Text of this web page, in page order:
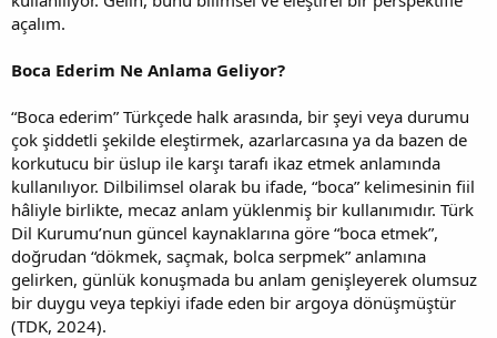
açalım.
Boca Ederim Ne Anlama Geliyor?
“Boca ederim” Türkçede halk arasında, bir şeyi veya durumu
çok şiddetli şekilde eleştirmek, azarlarcasına ya da bazen de
korkutucu bir üslup ile karşı tarafı ikaz etmek anlamında
kullanılıyor. Dilbilimsel olarak bu ifade, “boca” kelimesinin fiil
hâliyle birlikte, mecaz anlam yüklenmiş bir kullanımıdır. Türk
Dil Kurumu’nun güncel kaynaklarına göre “boca etmek”,
doğrudan “dökmek, saçmak, bolca serpmek” anlamına
gelirken, günlük konuşmada bu anlam genişleyerek olumsuz
bir duygu veya tepkiyi ifade eden bir argoya dönüşmüştür
(TDK, 2024).